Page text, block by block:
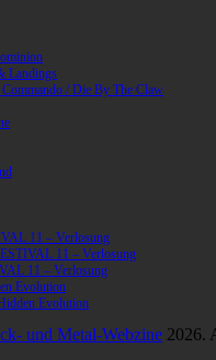
Landings
/ Die By The Claw
11 – Verlosung
11 – Verlosung
11 – Verlosung
Evolution
Evolution
und Metal-Webzine 2026.